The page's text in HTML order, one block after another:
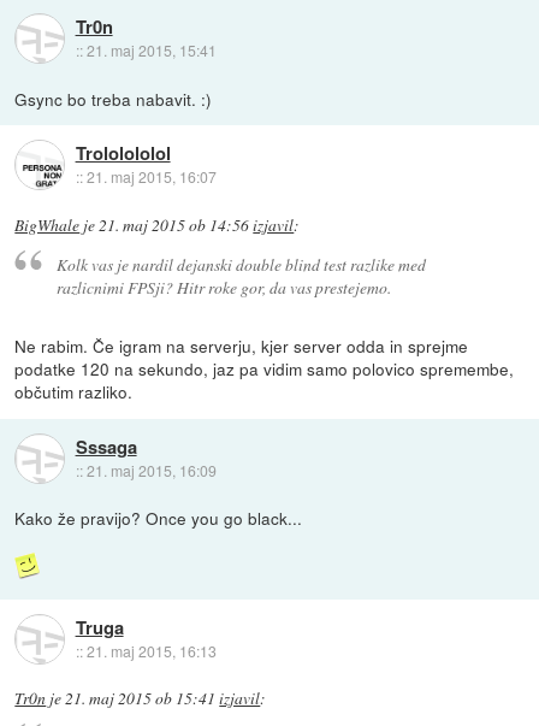
Tr0n
::21. maj 2015, 15:41
Gsync bo treba nabavit. :)
Trololololol
::21. maj 2015, 16:07
BigWhale je21. maj 2015 ob 14:56izjavil:
Kolk vas je nardil dejanski double blind test razlike med
razlicnimi FPSji? Hitr roke gor, da vas prestejemo.
Ne rabim. Če igram na serverju, kjer server odda in sprejme
podatke 120 na sekundo, jaz pa vidim samo polovico spremembe,
občutim razliko.
Sssaga
::21. maj 2015, 16:09
Kako že pravijo? Once you go black...
Truga
::21. maj 2015, 16:13
Tr0n je21. maj 2015 ob 15:41 izjavil: